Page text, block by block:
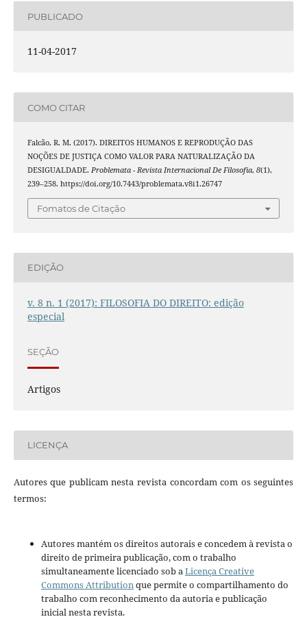
PUBLICADO
11-04-2017
COMO CITAR
Falcão, R. M. (2017). DIREITOS HUMANOS E REPRODUÇÃO DAS
NOÇÕES DE JUSTIÇA COMO VALOR PARA NATURALIZAÇÃO DA
DESIGUALDADE. Problemata - Revista Internacional De Filosofia, 8(1),
239–258. https://doi.org/10.7443/problemata.v8i1.26747
Fomatos de Citação
EDIÇÃO
v. 8 n. 1 (2017): FILOSOFIA DO DIREITO: edição
especial
SEÇÃO
Artigos
LICENÇA
Autores que publicam nesta revista concordam com os seguintes
termos:
Autores mantém os direitos autorais e concedem à revista o
direito de primeira publicação, com o trabalho
simultaneamente licenciado sob aLicença Creative
Commons Attributionque permite o compartilhamento do
trabalho com reconhecimento da autoria e publicação
inicial nesta revista.